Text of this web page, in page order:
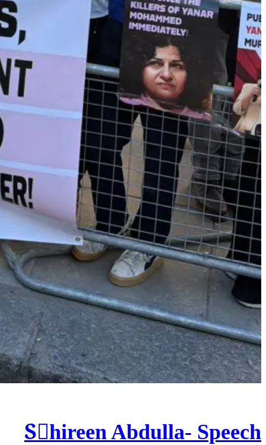
Sٍhireen Abdulla- Speech